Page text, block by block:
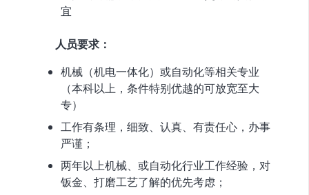
宜
人员要求：
机械（机电一体化）或自动化等相关专业
（本科以上，条件特别优越的可放宽至大
专）
工作有条理，细致、认真、有责任心，办事
严谨；
两年以上机械、或自动化行业工作经验，对
钣金、打磨工艺了解的优先考虑；